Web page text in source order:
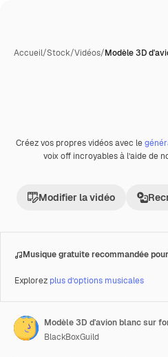
Accueil/Stock/Vidéos/Modèle 3D
Premium
Créez vos propres vidéos avec le
voix off incroyables à l’aide de
Modifier la vidéo
Musique gratuite recommandée
Explorez plus d’options musicales
BlackBoxGuild